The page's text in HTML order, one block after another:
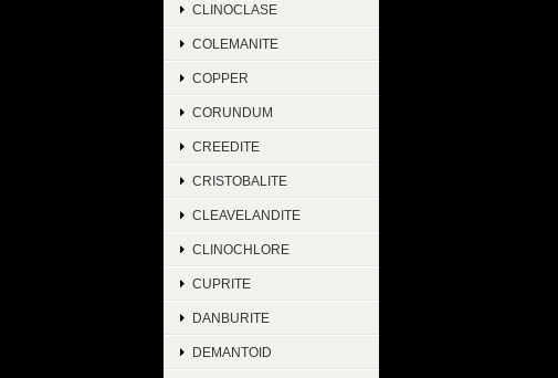
CLINOCLASE
COLEMANITE
COPPER
CORUNDUM
CREEDITE
CRISTOBALITE
CLEAVELANDITE
CLINOCHLORE
CUPRITE
DANBURITE
DEMANTOID